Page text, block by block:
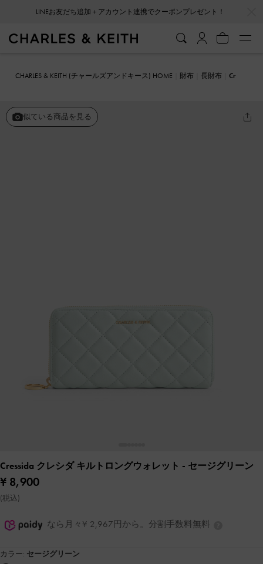
会員登録＋ニュースレター登録で10%OFFクーポンプレゼント！
CHARLES & KEITH (チャールズアンドキース) HOME 財布 長財布
Cr
似ている商品を見る
Cressida クレシダ キルトロングウォレット - セージグリーン
¥ 8,900
(税込)
なら月々¥ 2,967円から。分割手数料無料
カラー: セージグリーン